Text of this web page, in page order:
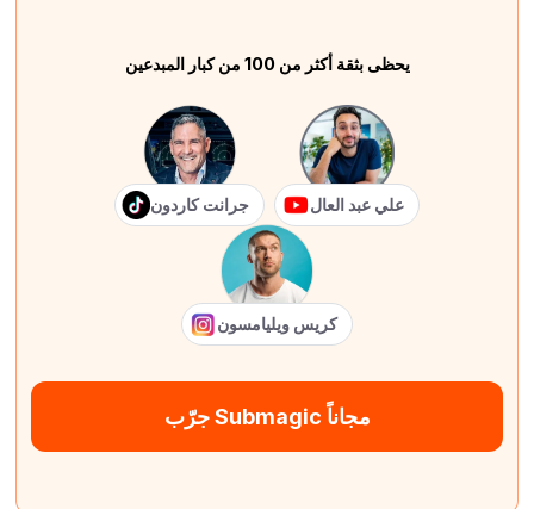
يحظى بثقة أكثر من 100 من كبار المبدعين
جرانت كاردون علي عبد العال
كريس ويليامسون
جرّب Submagic مجاناً